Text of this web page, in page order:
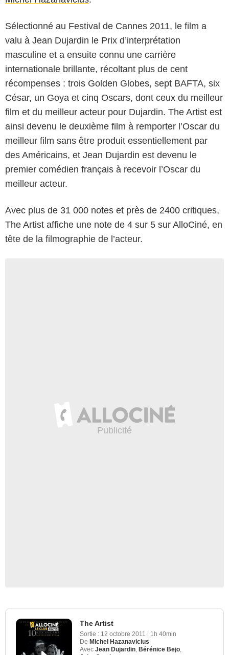
Sélectionné au Festival de Cannes 2011, le film a
valu à Jean Dujardin le Prix d’interprétation
masculine et a ensuite connu une carrière
internationale brillante, récoltant plus de cent
récompenses : trois Golden Globes, sept BAFTA, six
César, un Goya et cinq Oscars, dont ceux du meilleur
film et du meilleur acteur pour Dujardin. The Artist est
ainsi devenu le deuxième film à remporter l’Oscar du
meilleur film sans être produit essentiellement par
des Américains, et Jean Dujardin est devenu le
premier comédien français à recevoir l’Oscar du
meilleur acteur.
Avec plus de 31 000 notes et près de 2400 critiques,
The Artist affiche une note de 4 sur 5 sur AlloCiné, en
tête de la filmographie de l’acteur.
The Artist
Sortie : 12 octobre 2011 | 1h 40min
De Michel Hazanavicius
Avec Jean Dujardin Bérénice Bejo